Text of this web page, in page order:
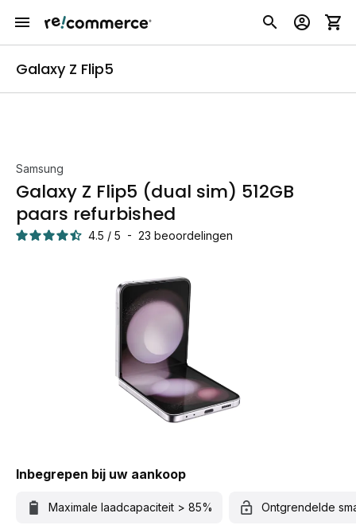
Galaxy Z Flip5
Samsung
Galaxy Z Flip5 (dual sim) 512GB
paars refurbished
4.5 / 5 - 23 beoordelingen
Inbegrepen bij uw aankoop
Maximale laadcapaciteit > 85% Ontgrendelde